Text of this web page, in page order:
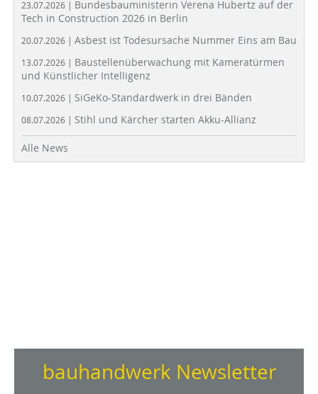
23.07.2026 | Bundesbauministerin Verena Hubertz auf der
Tech in Construction 2026 in Berlin
20.07.2026 | Asbest ist Todesursache Nummer Eins am Bau
13.07.2026 | Baustellenüberwachung mit Kameratürmen
und Künstlicher Intelligenz
10.07.2026 | SiGeKo-Standardwerk in drei Bänden
08.07.2026 | Stihl und Kärcher starten Akku-Allianz
Alle News
bauhandwerk Newsletter